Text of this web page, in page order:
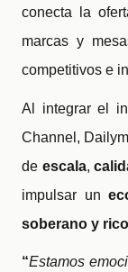
conecta la
marcas y
competitivos e
Al integrar el
Channel,
de escala,
impulsar un
soberano y
“Estamos